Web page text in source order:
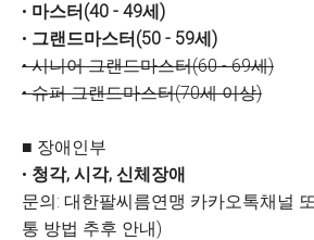
• 마스터(40 - 49세)
• 그랜드마스터(50 - 59세)
• 시니어 그랜드마스터(60 - 69세)
• 슈퍼 그랜드마스터(70세 이상)
■ 장애인부
• 청각, 시각, 신체장애
문의: 대한팔씨름연맹 카카오톡채널
통 방법 추후 안내)